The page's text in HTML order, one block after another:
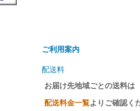
ご利用案内
配送料
お届け先地域ごとの送料は
配送料金一覧よりご確認く